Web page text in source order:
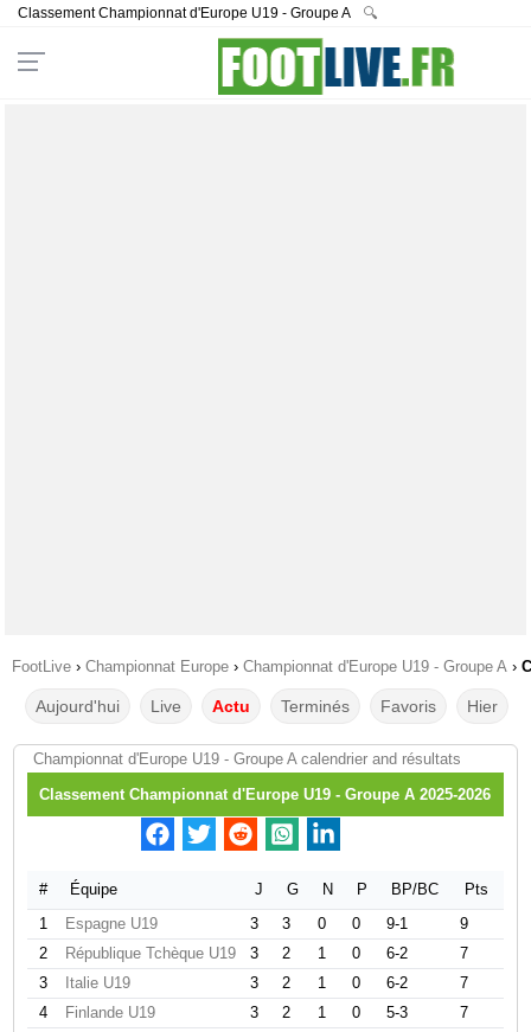
Classement Championnat d'Europe U19 - Groupe A 🔍
FootLive › Championnat Europe › Championnat d'Europe U19 - Groupe A ›
Aujourd'hui Live Actu Terminés Favoris Hier
Championnat d'Europe U19 - Groupe A calendrier and résultats
Classement Championnat d'Europe U19 - Groupe A 2025-2026
# Équipe J G N P BP/BC
Pts
1
Espagne U19 3 3 0 0 9-1
9
2
République Tchèque U19 3 2 1 0 6-2
7
3
Italie U19 3 2 1 0 6-2
7
4
Finlande U19 3 2 1 0 5-3
7